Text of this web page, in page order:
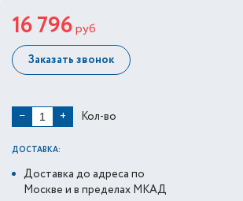
16 796руб
Заказать звонок
− + Кол-во
ДОСТАВКА:
Доставка до адреса по
Москве и в пределах МКАД